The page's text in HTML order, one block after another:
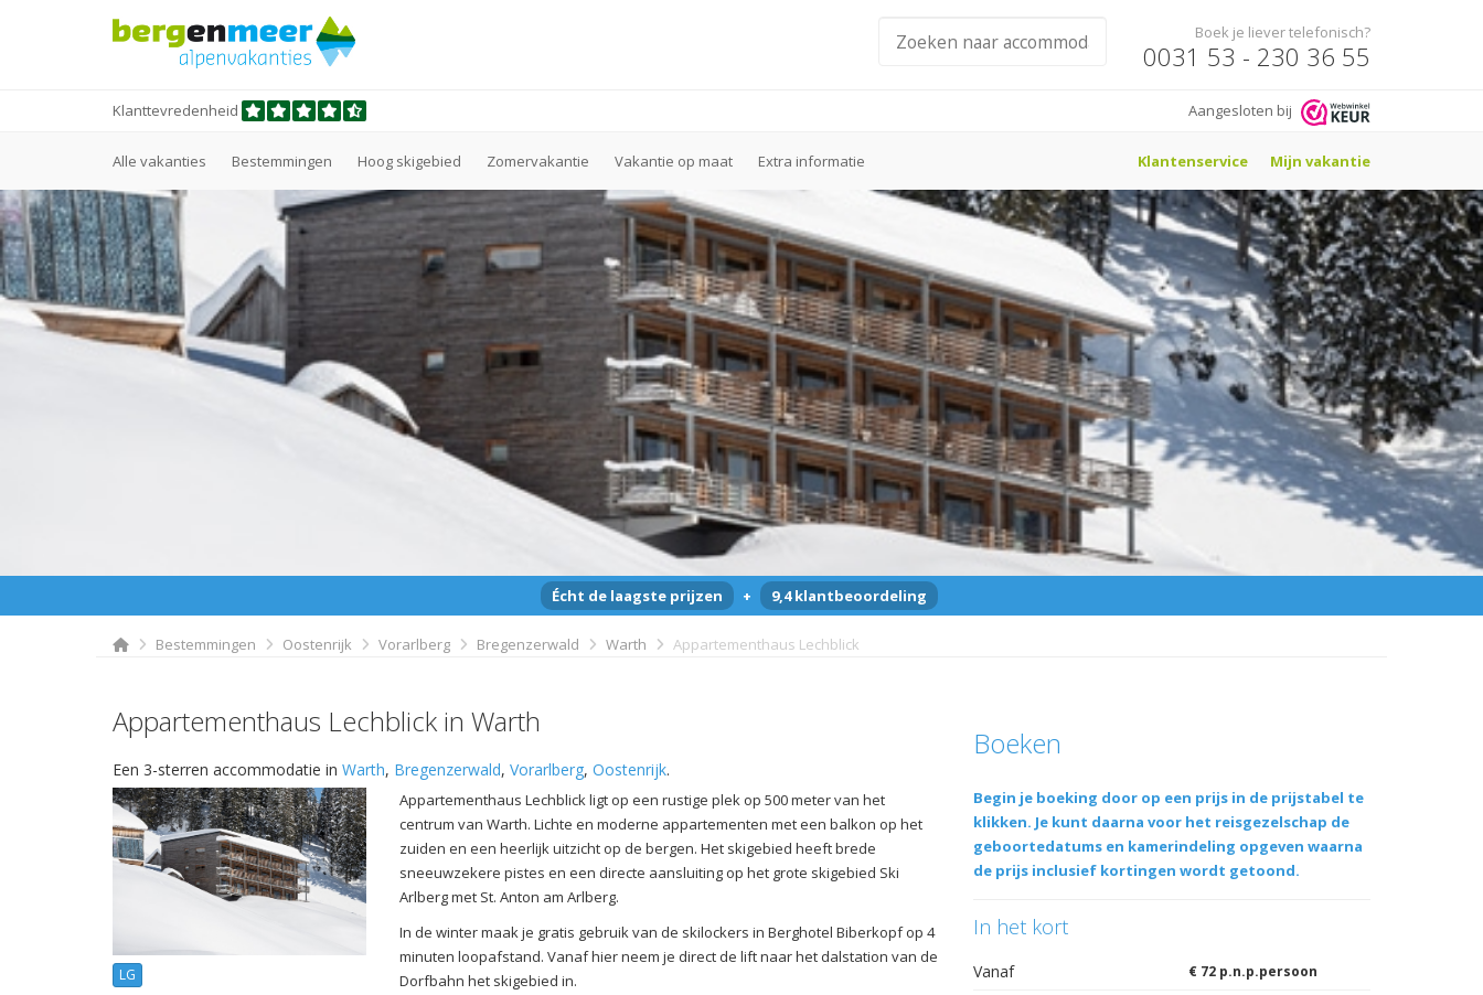
Boek je liever telefonisch?
0031 53 - 230 36 55
Klanttevredenheid Aangesloten bij
Alle vakanties Bestemmingen Hoog skigebied Zomervakantie Vakantie op maat Extra informatie Klantenservice Mijn vakantie
Écht de laagste prijzen + 9,4 klantbeoordeling
Bestemmingen Oostenrijk Vorarlberg Bregenzerwald Warth Appartementhaus Lechblick
Appartementhaus Lechblick in Warth
Een 3-sterren accommodatie in Warth, Bregenzerwald, Vorarlberg, Oostenrijk.
LG
Appartementhaus Lechblick ligt op een rustige plek op 500 meter van het
centrum van Warth. Lichte en moderne appartementen met een balkon op het
zuiden en een heerlijk uitzicht op de bergen. Het skigebied heeft brede
sneeuwzekere pistes en een directe aansluiting op het grote skigebied Ski
Arlberg met St. Anton am Arlberg.
In de winter maak je gratis gebruik van de skilockers in Berghotel Biberkopf op 4
minuten loopafstand. Vanaf hier neem je direct de lift naar het dalstation van de
Dorfbahn het skigebied in.
Boeken
Begin je boeking door op een prijs in de prijstabel te
klikken. Je kunt daarna voor het reisgezelschap de
geboortedatums en kamerindeling opgeven waarna
de prijs inclusief kortingen wordt getoond.
In het kort
Vanaf € 72 p.n.p.persoon